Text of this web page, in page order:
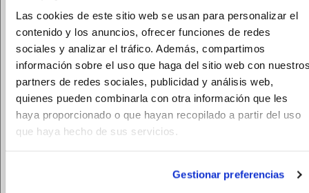
Las cookies de este sitio web se usan para personalizar el
contenido y los anuncios, ofrecer funciones de redes
sociales y analizar el tráfico. Además, compartimos
información sobre el uso que haga del sitio web con
partners de redes sociales, publicidad y análisis web,
quienes pueden combinarla con otra información que les
haya proporcionado o que hayan recopilado a partir del uso
que haya hecho de sus servicios.
Gestionar preferencias